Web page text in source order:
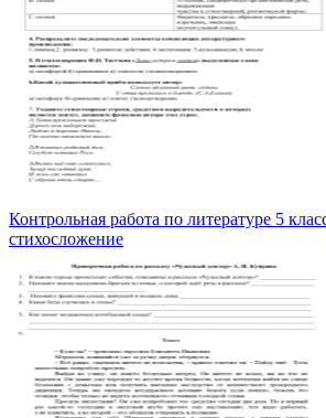
Контрольная работа по литературе 5
стихосложение